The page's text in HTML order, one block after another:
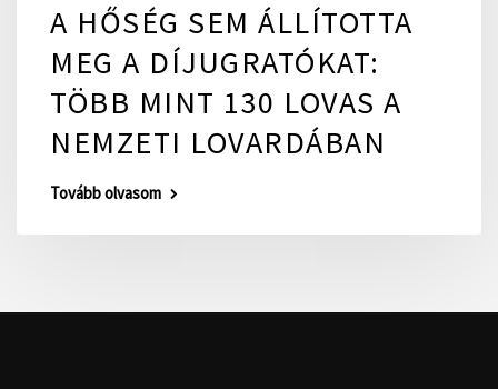
A HŐSÉG SEM ÁLLÍTOTTA
MEG A DÍJUGRATÓKAT:
TÖBB MINT 130 LOVAS A
NEMZETI LOVARDÁBAN
Tovább olvasom